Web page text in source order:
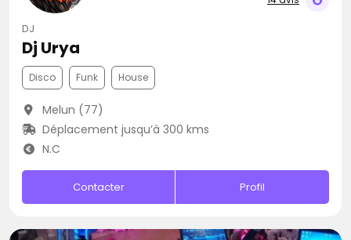
DJ
Dj Urya
Disco Funk House
Melun (77)
Déplacement jusqu’à 300 kms
N.C
Contacter Profil